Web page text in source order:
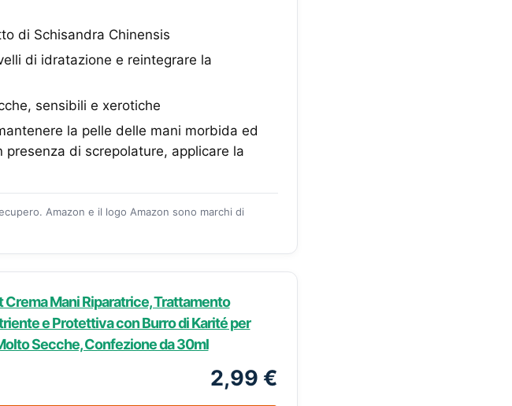
di Schisandra Chinensis
di idratazione e reintegrare la
sensibili e xerotiche
la pelle delle mani morbida ed
di screpolature, applicare la
Amazon e il logo Amazon sono marchi di
Crema Mani Riparatrice, Trattamento
e Protettiva con Burro di Karité per
Secche, Confezione da 30ml
2,99 €